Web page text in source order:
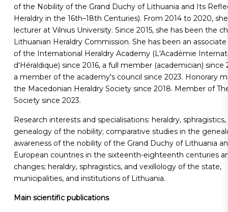
of the Nobility of the Grand Duchy of Lithuania and Its
Heraldry in the 16th–18th Centuries). From 2014 to 2020,
lecturer at Vilnius University. Since 2015, she has been the
Lithuanian Heraldry Commission. She has been an
of the International Heraldry Academy (L'Académie
d'Héraldique) since 2016, a full member (academician) since
a member of the academy's council since 2023. Honorary
the Macedonian Heraldry Society since 2018. Member of
Society since 2023.
Research interests and specialisations: heraldry, sphragistics,
genealogy of the nobility; comparative studies in the
awareness of the nobility of the Grand Duchy of Lithuania
European countries in the sixteenth-eighteenth centuries
changes; heraldry, sphragistics, and vexillology of the state,
municipalities, and institutions of Lithuania.
Main scientific publications